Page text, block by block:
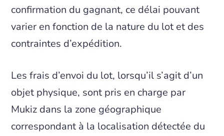
confirmation du gagnant, ce délai pouvant
varier en fonction de la nature du lot et des
contraintes d’expédition.
Les frais d’envoi du lot, lorsqu’il s’agit d’un
objet physique, sont pris en charge par
Mukiz dans la zone géographique
correspondant à la localisation détectée du